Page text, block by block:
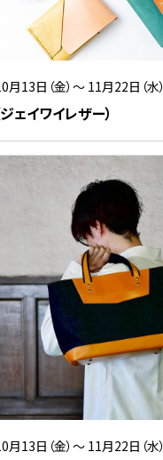
13日（金）～ 11月22日（水）
イワイレザー）
13日（金）～ 11月22日（水）